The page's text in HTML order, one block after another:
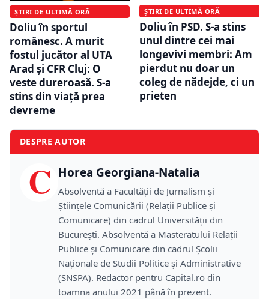
ȘTIRI DE ULTIMĂ ORĂ
Doliu în sportul
românesc. A murit
fostul jucător al UTA
Arad și CFR Cluj: O
veste dureroasă. S-a
stins din viață prea
devreme
ȘTIRI DE ULTIMĂ ORĂ
Doliu în PSD. S-a stins
unul dintre cei mai
longevivi membri: Am
pierdut nu doar un
coleg de nădejde, ci un
prieten
DESPRE AUTOR
C Horea Georgiana-Natalia
Absolventă a Facultății de Jurnalism și
Științele Comunicării (Relații Publice și
Comunicare) din cadrul Universității din
București. Absolventă a Masteratului Relații
Publice și Comunicare din cadrul Școlii
Naţionale de Studii Politice și Administrative
(SNSPA). Redactor pentru Capital.ro din
toamna anului 2021 până în prezent.